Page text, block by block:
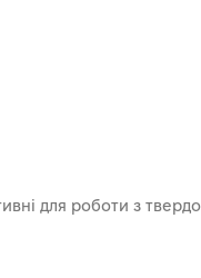
для роботи з